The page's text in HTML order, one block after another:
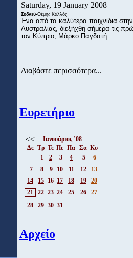
Saturday, 19 January 2008
Σύδνεϋ-Θέμης Καλλός
Ένα από τα καλύτερα παιχνίδια στην
Αυστραλίας, διεξήχθη σήμερα τις
τον Κύπριο, Μάρκο Παγδατή.
Διαβάστε περισσότερα...
Ευρετήριο
<<
Ιανουάριος ’08
Δε Τρ Τε Πε Πα Σα Κυ
1
2 3 4 5
6
7
8 9 10 11 12
13
14
15 16 17 18 19
20
21
22 23 24 25 26
27
28
29 30 31
Αρχείο